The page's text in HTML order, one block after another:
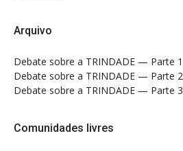
Arquivo
Debate sobre a TRINDADE — Parte 1
Debate sobre a TRINDADE — Parte 2
Debate sobre a TRINDADE — Parte 3
Comunidades livres